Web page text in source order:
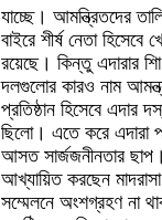
যাচ্ছে। আমন্ত্রিতদের
বাইরে শীর্ষ নেতা
রয়েছে। কিন্তু এদারার
দলগুলোর কারও নাম
প্রতিষ্ঠান হিসেবে এদার
ছিলো। এতে করে এদারা
আসত সার্জজনীনতার
আখ্যায়িত করছেন মাদরাসা
সম্মেলনে অংশগ্রহণ না